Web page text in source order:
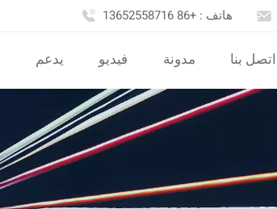
هاتف : +86 13652558716
يدعم فيديو مدونة اتصل بنا